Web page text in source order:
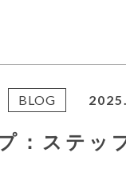
BLOG
：ステッ